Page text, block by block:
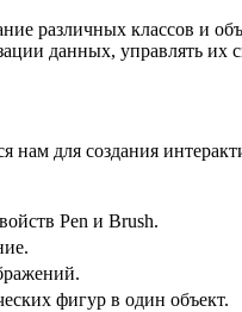
различных классов и
данных, управлять
нам для создания
Pen и Brush.
фигур в один объект.